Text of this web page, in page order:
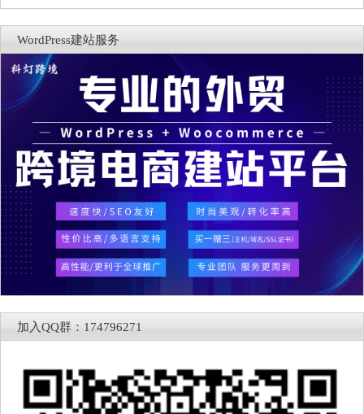
WordPress建站服务
加入QQ群：174796271